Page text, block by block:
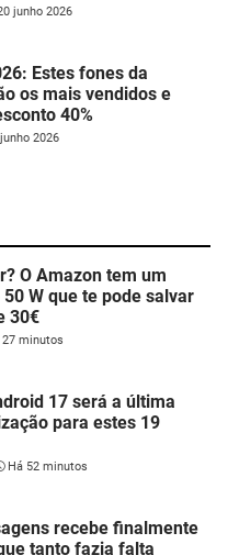
junho 2026
Estes fones da
os mais vendidos e
40%
2026
O Amazon tem um
W que te pode salvar
30€
27 minutos
17 será a última
para estes 19
Há 52 minutos
recebe finalmente
tanto fazia falta